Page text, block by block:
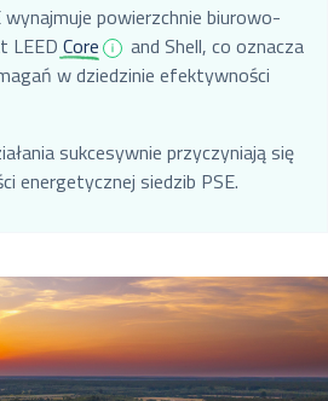
powierzchnie biurowo-
LEED Core
and Shell, co oznacza
w dziedzinie efektywności
sukcesywnie przyczyniają się
energetycznej siedzib PSE.